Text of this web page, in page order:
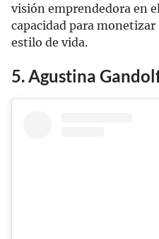
visión emprendedora en
capacidad para monetizar
estilo de vida.
5. Agustina